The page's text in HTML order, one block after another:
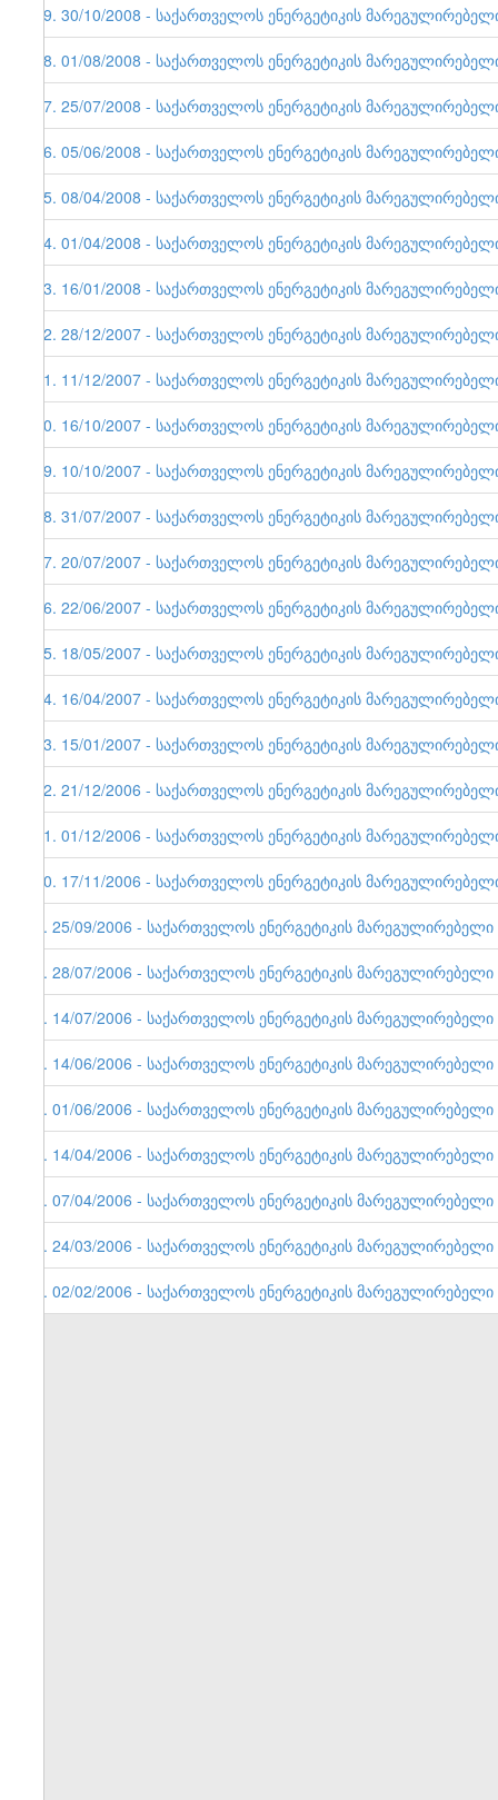
29. 30/10/2008 - საქართველოს ენერგეტიკის
28. 01/08/2008 - საქართველოს ენერგეტიკის
27. 25/07/2008 - საქართველოს ენერგეტიკის
26. 05/06/2008 - საქართველოს ენერგეტიკის
25. 08/04/2008 - საქართველოს ენერგეტიკის
24. 01/04/2008 - საქართველოს ენერგეტიკის
23. 16/01/2008 - საქართველოს ენერგეტიკის
22. 28/12/2007 - საქართველოს ენერგეტიკის
21. 11/12/2007 - საქართველოს ენერგეტიკის
20. 16/10/2007 - საქართველოს ენერგეტიკის
19. 10/10/2007 - საქართველოს ენერგეტიკის
18. 31/07/2007 - საქართველოს ენერგეტიკის
17. 20/07/2007 - საქართველოს ენერგეტიკის
16. 22/06/2007 - საქართველოს ენერგეტიკის
15. 18/05/2007 - საქართველოს ენერგეტიკის
14. 16/04/2007 - საქართველოს ენერგეტიკის
13. 15/01/2007 - საქართველოს ენერგეტიკის
12. 21/12/2006 - საქართველოს ენერგეტიკის
11. 01/12/2006 - საქართველოს ენერგეტიკის
10. 17/11/2006 - საქართველოს ენერგეტიკის
9. 25/09/2006 - საქართველოს ენერგეტიკის
8. 28/07/2006 - საქართველოს ენერგეტიკის
7. 14/07/2006 - საქართველოს ენერგეტიკის
6. 14/06/2006 - საქართველოს ენერგეტიკის
5. 01/06/2006 - საქართველოს ენერგეტიკის
4. 14/04/2006 - საქართველოს ენერგეტიკის
3. 07/04/2006 - საქართველოს ენერგეტიკის
2. 24/03/2006 - საქართველოს ენერგეტიკის
1. 02/02/2006 - საქართველოს ენერგეტიკის